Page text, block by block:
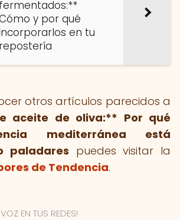
fermentados:**
y por qué
en tu
repostería
otros artículos parecidos a
aceite de oliva:** Por qué
mediterránea está
paladares puedes visitar la
de Tendencia.
EN TUS REDES!